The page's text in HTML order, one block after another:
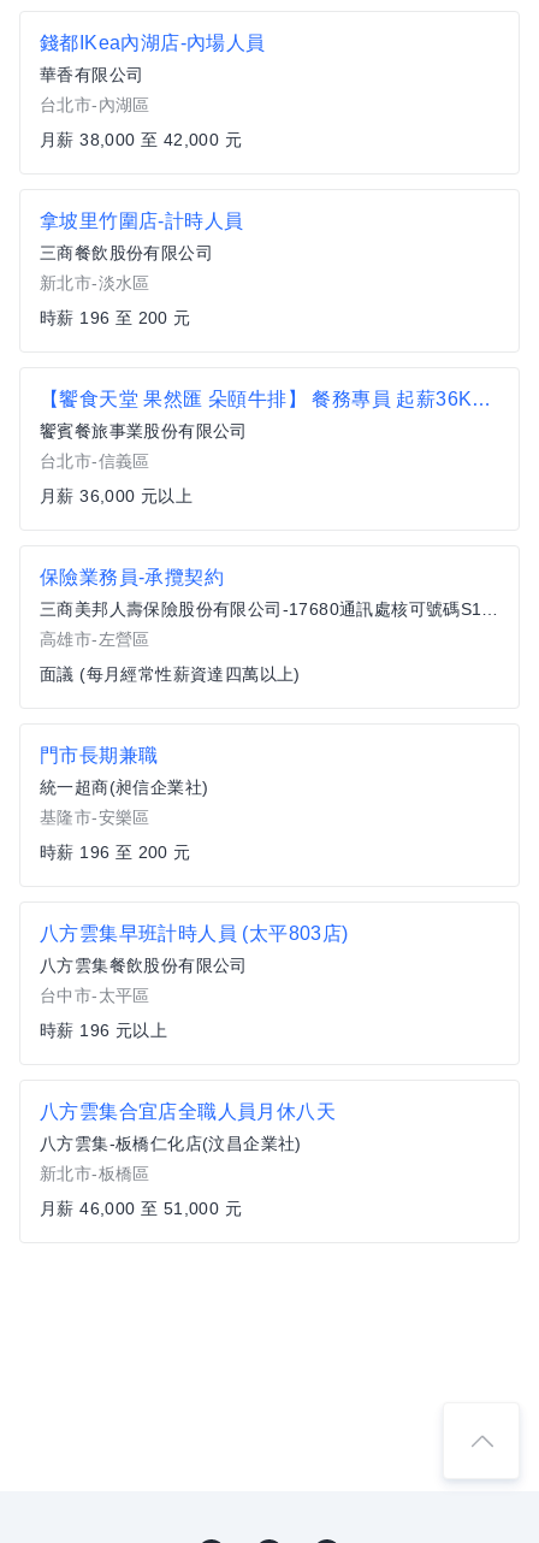
錢都IKea內湖店-內場人員
華香有限公司
台北市-內湖區
月薪 38,000 至 42,000 元
拿坡里竹圍店-計時人員
三商餐飲股份有限公司
新北市-淡水區
時薪 196 至 200 元
【饗食天堂 果然匯 朵頤牛排】 餐務專員 起薪36K起 歡迎二度就業者加入【信義區】
饗賓餐旅事業股份有限公司
台北市-信義區
月薪 36,000 元以上
保險業務員-承攬契約
高雄市-左營區
面議 (每月經常性薪資達四萬以上)
門市長期兼職
統一超商(昶信企業社)
基隆市-安樂區
時薪 196 至 200 元
八方雲集早班計時人員 (太平803店)
八方雲集餐飲股份有限公司
台中市-太平區
時薪 196 元以上
八方雲集合宜店全職人員月休八天
八方雲集-板橋仁化店(汶昌企業社)
新北市-板橋區
月薪 46,000 至 51,000 元